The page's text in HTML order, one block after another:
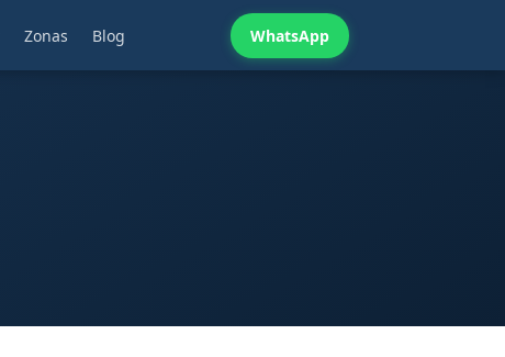
Zonas Blog WhatsApp